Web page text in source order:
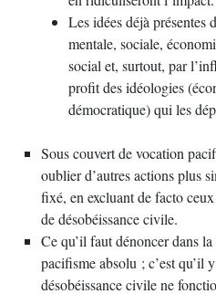
Les idées déjà présentes
mentale, sociale,
social et, surtout, par
profit des idéologies
démocratique) qui les
Sous couvert de vocation
oublier d’autres actions plus
fixé, en excluant de facto
de désobéissance civile.
Ce qu’il faut dénoncer dans
pacifisme absolu ; c’est qu’il
désobéissance civile ne